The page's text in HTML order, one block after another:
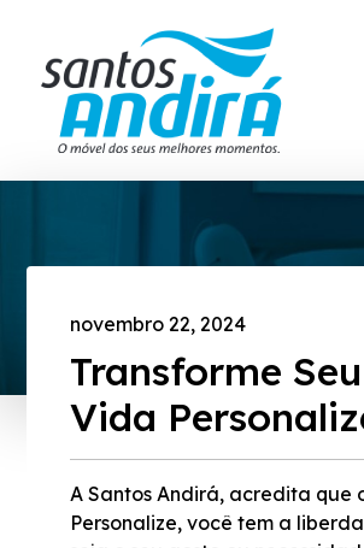
novembro 22, 2024
Transforme
Vida
A Santos Andirá, acredita que
Personalize, você tem a